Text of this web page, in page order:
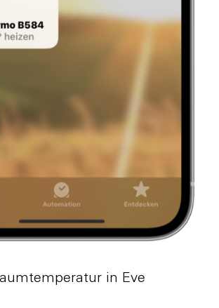
in Eve